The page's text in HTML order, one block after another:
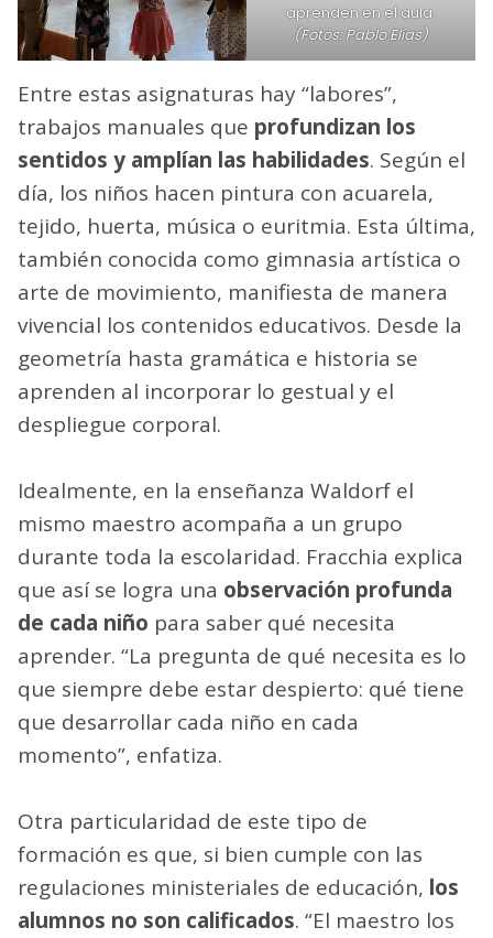
aprenden en el aula.
(Fotos: Pablo Elías)
Entre estas asignaturas hay “labores”,
trabajos manuales que profundizan los
sentidos y amplían las habilidades. Según el
día, los niños hacen pintura con acuarela,
tejido, huerta, música o euritmia. Esta última,
también conocida como gimnasia artística o
arte de movimiento, manifiesta de manera
vivencial los contenidos educativos. Desde la
geometría hasta gramática e historia se
aprenden al incorporar lo gestual y el
despliegue corporal.
Idealmente, en la enseñanza Waldorf el
mismo maestro acompaña a un grupo
durante toda la escolaridad. Fracchia explica
que así se logra una observación profunda
de cada niño para saber qué necesita
aprender. “La pregunta de qué necesita es lo
que siempre debe estar despierto: qué tiene
que desarrollar cada niño en cada
momento”, enfatiza.
Otra particularidad de este tipo de
formación es que, si bien cumple con las
regulaciones ministeriales de educación, los
alumnos no son calificados. “El maestro los